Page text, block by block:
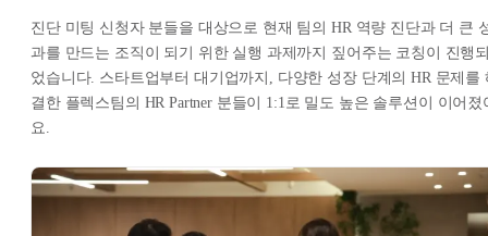
진단 미팅 신청자 분들을 대상으로 현재 팀의 HR 역량 진단과 더 큰
과를 만드는 조직이 되기 위한 실행 과제까지 짚어주는 코칭이 진행
었습니다. 스타트업부터 대기업까지, 다양한 성장 단계의 HR 문제를
결한 플렉스팀의 HR Partner 분들이 1:1로 밀도 높은 솔루션이 이어졌
요.